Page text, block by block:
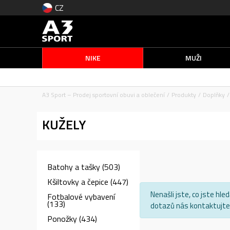
CZ
NIKE MUŽI
A3 Sport – Prodej sportovní obuvi a oblečení
Produkty Doplňky
KUŽELY
Batohy a tašky(503)
Kšiltovky a čepice (447)
Fotbalové vybavení
(133)
Ponožky(434)
Nenašli jste, co jste
dotazů nás kontaktujte